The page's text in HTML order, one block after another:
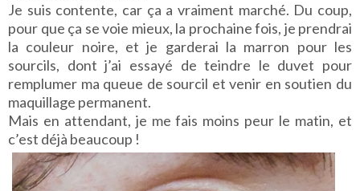
Je suis contente, car ça a vraiment marché. Du coup,
pour que ça se voie mieux, la prochaine fois, je prendrai
la couleur noire, et je garderai la marron pour les
sourcils, dont j’ai essayé de teindre le duvet pour
remplumer ma queue de sourcil et venir en soutien du
maquillage permanent.
Mais en attendant, je me fais moins peur le matin, et
c’est déjà beaucoup !